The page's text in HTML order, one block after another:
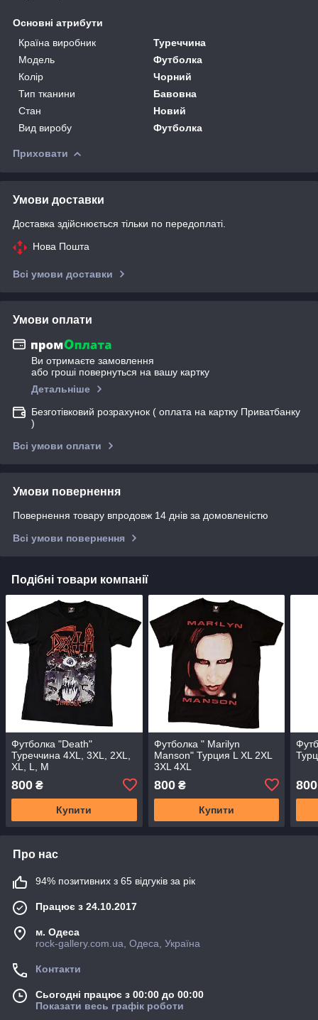
Основні атрибути
Країна виробник
Туреччина
Модель
Футболка
Колір
Чорний
Тип тканини
Бавовна
Стан
Новий
Вид виробу
Футболка
Приховати
Умови доставки
Доставка здійснюється тільки по передоплаті.
Нова Пошта
Всі умови доставки
Умови оплати
Ви отримаєте замовлення
або гроші повернуться на вашу картку
Детальніше
Безготівковий розрахунок ( оплата на картку Приватбанку
)
Всі умови оплати
Умови повернення
Повернення товару впродовж 14 днів за домовленістю
Всі умови повернення
Подібні товари компанії
Футболка "Death"
Туреччина 4XL, 3XL, 2XL,
XL, L, M
800 ₴
Купити
Футболка " Marilyn
Manson" Турция L XL 2XL
3XL 4XL
800₴
Купити
800
Про нас
94% позитивних з 65 відгуків за рік
Працює з 24.10.2017
м. Одеса
rock-gallery.com.ua, Одеса, Україна
Контакти
Сьогодні працює з 00:00 до 00:00
Показати весь графік роботи